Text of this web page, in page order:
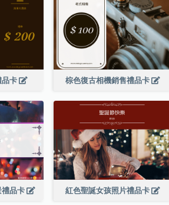
品卡 棕色復古相機銷售禮品卡
禮品卡 紅色聖誕女孩照片禮品卡